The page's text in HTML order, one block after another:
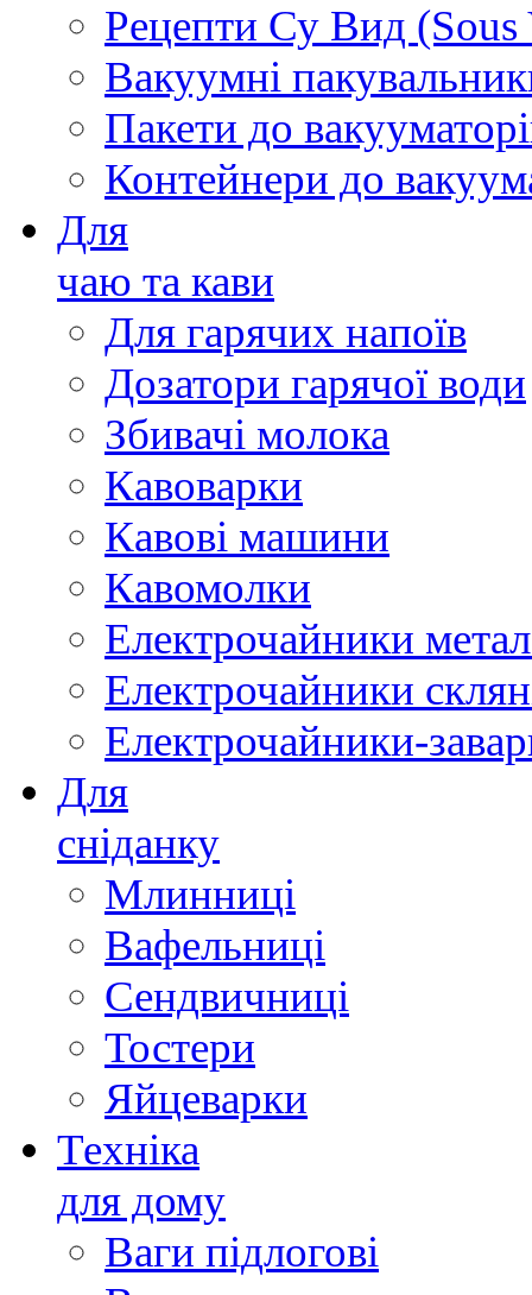
Рецепти Су Вид (Sous
Вакуумні
Пакети до
Контейнери до
Для
чаю та кави
Для гарячих напоїв
Дозатори гарячої води
Збивачі молока
Кавоварки
Кавові машини
Кавомолки
Електрочайники
Електрочайники
Електрочайники-
Для
сніданку
Млинниці
Вафельниці
Сендвичниці
Тостери
Яйцеварки
Техніка
для дому
Ваги підлогові